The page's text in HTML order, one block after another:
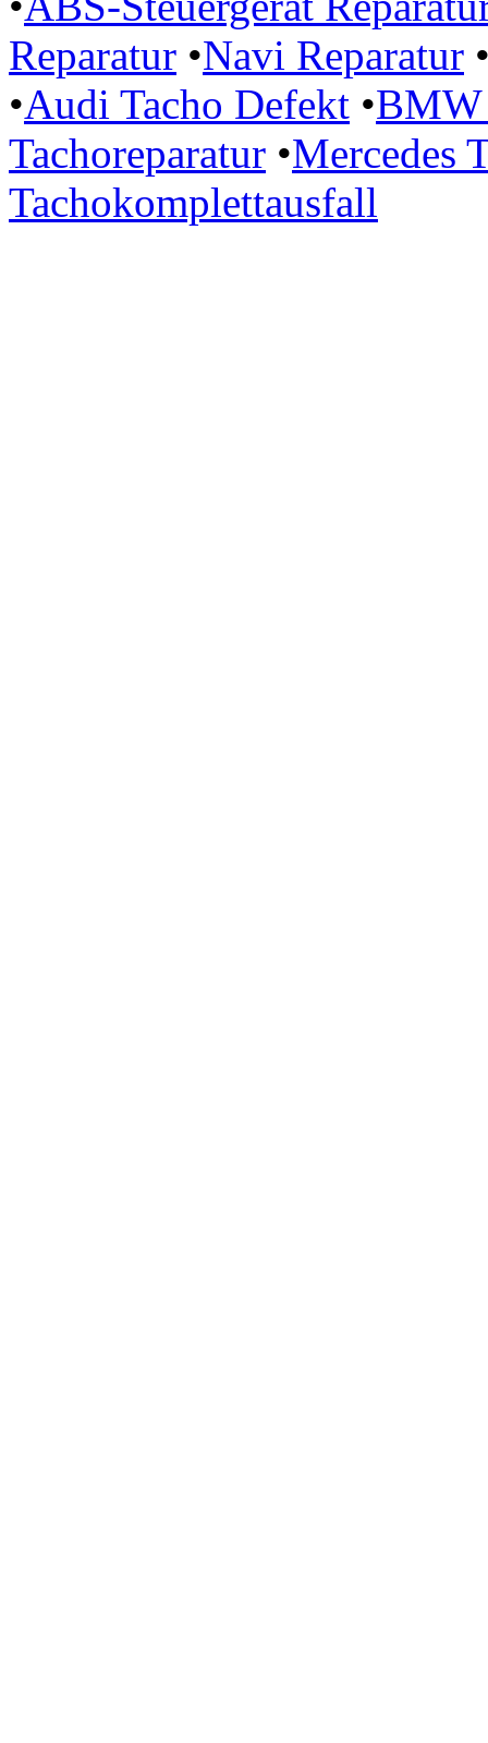
Reparatur •Navi Reparatur
•Audi Tacho Defekt •BMW
Tachoreparatur •Mercedes
Tachokomplettausfall